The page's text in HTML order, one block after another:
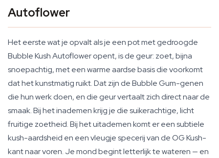
Autoflower
Het eerste wat je opvalt als je een pot met gedroogde
Bubble Kush Autoflower opent, is de geur: zoet, bijna
snoepachtig, met een warme aardse basis die voorkomt
dat het kunstmatig ruikt. Dat zijn de Bubble Gum-genen
die hun werk doen, en die geur vertaalt zich direct naar de
smaak. Bij het inademen krijg je die suikerachtige, licht
fruitige zoetheid. Bij het uitademen komt er een subtiele
kush-aardsheid en een vleugje specerij van de OG Kush-
kant naar voren. Je mond begint letterlijk te wateren — en